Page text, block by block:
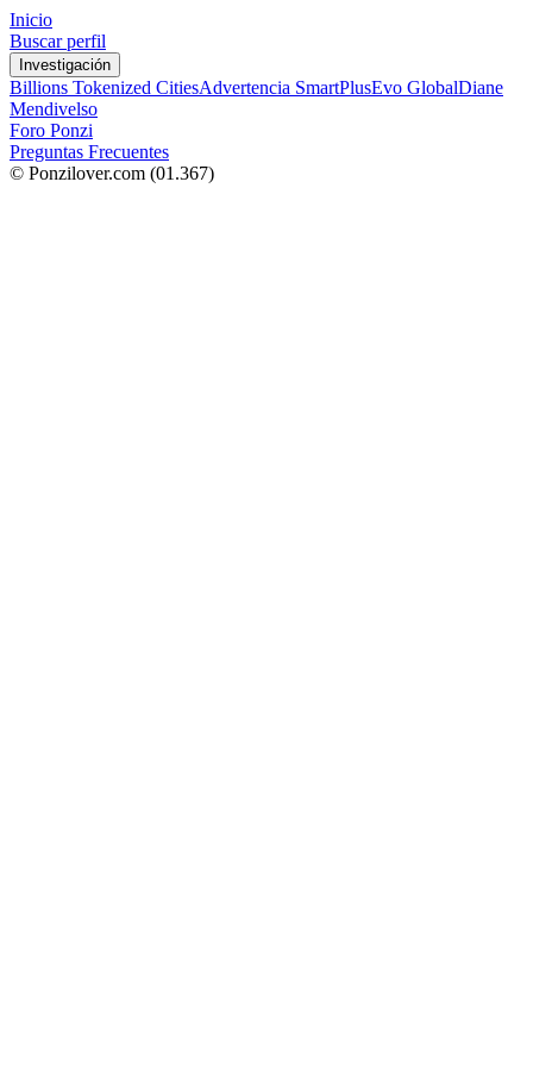
Inicio
Buscar perfil
Investigación
Billions Tokenized CitiesAdvertencia SmartPlusEvo GlobalDiane
Mendivelso
Foro Ponzi
Preguntas Frecuentes
© Ponzilover.com (01.367)